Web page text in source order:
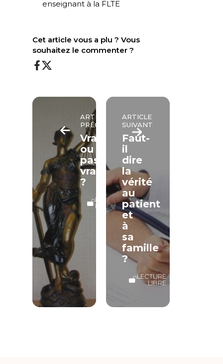
enseignant à la FLTE
Cet article vous a plu ? Vous
souhaitez le commenter ?
ARTICLE
PRÉCÉDENT
Vrai
ou
pas
vrai
?
LECTURE
LIBRE
ARTICLE
SUIVANT
Faut-
il
dire
la
vérité
au
patient
et
à
sa
famille
?
LECTURE
LIBRE